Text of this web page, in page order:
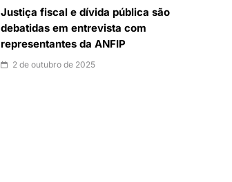
Justiça fiscal e dívida pública são
debatidas em entrevista com
representantes da ANFIP
2 de outubro de 2025